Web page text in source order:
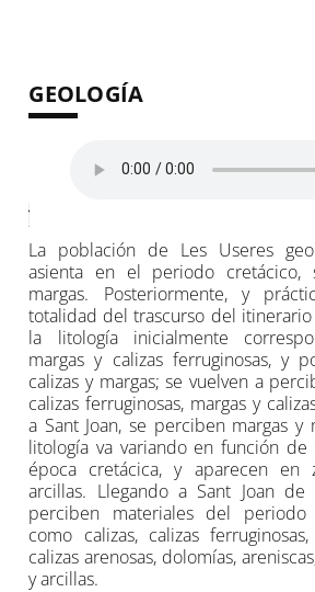
GEOLOGÍA
La población de Les Useres
asienta en el periodo cretácico,
margas. Posteriormente, y
totalidad del trascurso del itinerario
la litología inicialmente
margas y calizas ferruginosas, y
calizas y margas; se vuelven a
calizas ferruginosas, margas y
a Sant Joan, se perciben margas y
litología va variando en función de
época cretácica, y aparecen en
arcillas. Llegando a Sant Joan de
perciben materiales del periodo
como calizas, calizas
calizas arenosas, dolomías,
y arcillas.